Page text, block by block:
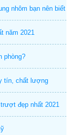
nhôm bạn nên biết
năm 2021
phòng?
tín, chất lượng
đẹp nhất 2021